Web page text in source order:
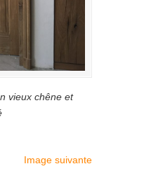
vieux chêne et
Image suivante